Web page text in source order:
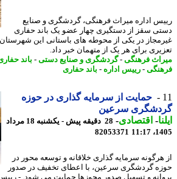
اداره میراث فرهنگی، گردشگری و صنایع
سقز از دستگیری چهار عضو یک باند حفاری
برای هر یک از متهمان خبر داد.
فرهنگی-گردشگری و صنایع دستی-باند حفاری
-رییس اداره - باند حفاری
حمایت از سرمایه گذاری در حوزه
سرعین
-اقتصادی-
28 دقیقه پیش - یکشنبه 18 مرداد
82053371
سرمایه گذاری خلاقانه و توسعه محور در
گردشگری سرعین، با اعطای تخفیف در صدور
و تسهیل صدور مجوزها حمایت می شود. - رییس